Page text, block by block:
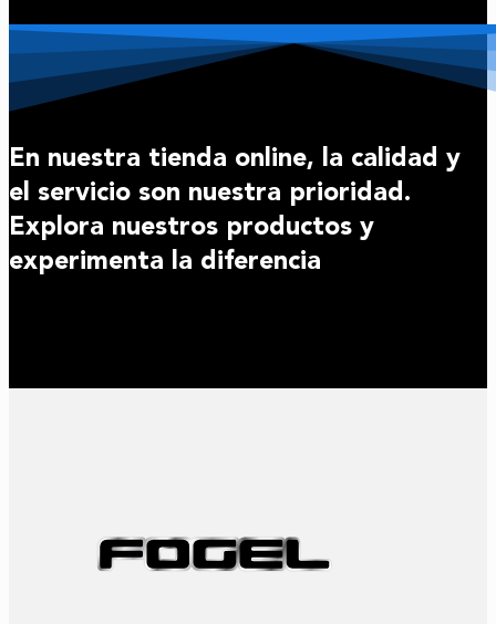
En nuestra tienda online, la calidad y
el servicio son nuestra prioridad.
Explora nuestros productos y
experimenta la diferencia